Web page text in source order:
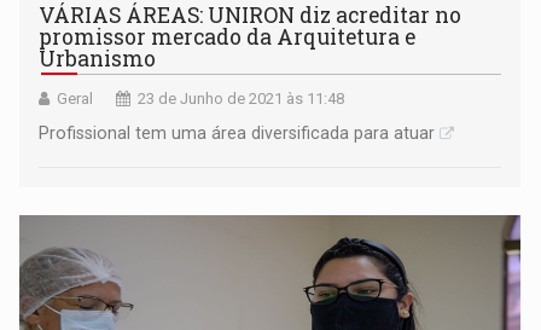
VÁRIAS ÁREAS: UNIRON diz acreditar no
promissor mercado da Arquitetura e
Urbanismo
Geral 23 de Junho de 2021 às 11:48
Profissional tem uma área diversificada para atuar